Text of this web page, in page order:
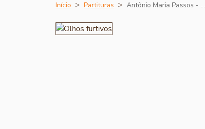
Início Partituras Antônio Maria Passos - …